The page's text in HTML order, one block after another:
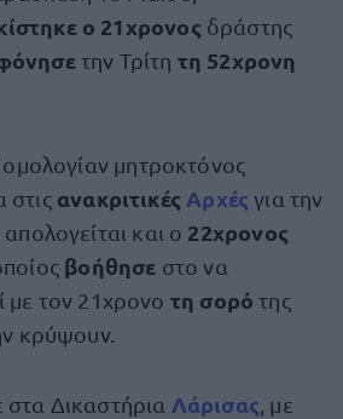
ο 21χρονος δράστης
την Τρίτη τη 52χρονη
μητροκτόνος
ανακριτικές Αρχές για την
και ο 22χρονος
βοήθησε στο να
με τον 21χρονο τη σορό της
κρύψουν.
Δικαστήρια Λάρισας , με